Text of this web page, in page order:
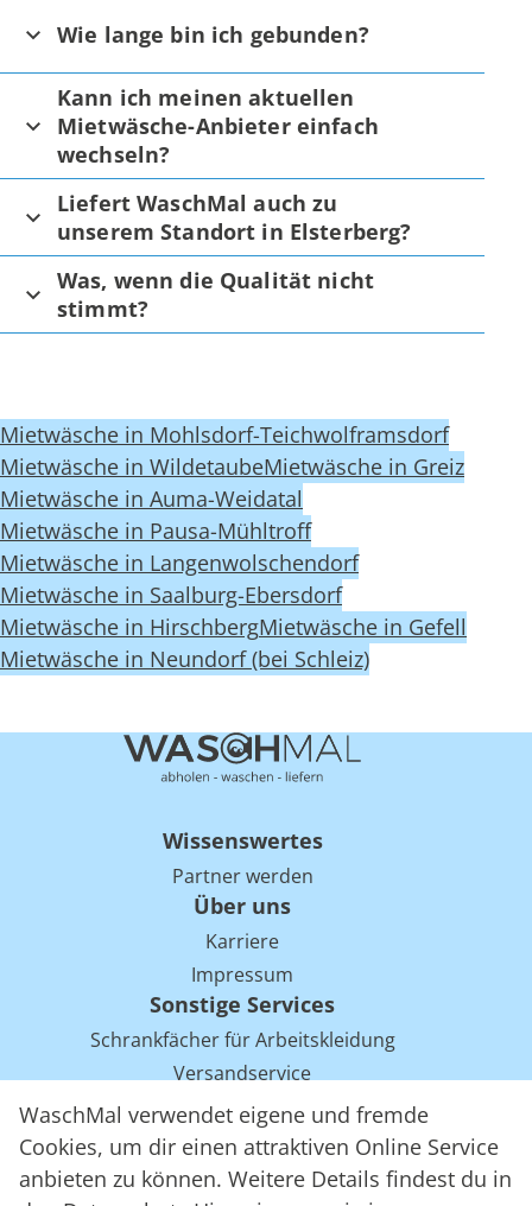
WaschMal verwendet eigene und fremde
Cookies, um dir einen attraktiven Online Service
anbieten zu können. Weitere Details findest du in
Wie lange bin ich gebunden?
Kann ich meinen aktuellen
Mietwäsche-Anbieter einfach
wechseln?
Liefert WaschMal auch zu
unserem Standort in Elsterberg?
Was, wenn die Qualität nicht
stimmt?
Mietwäsche in Mohlsdorf-Teichwolframsdorf
Mietwäsche in WildetaubeMietwäsche in Greiz
Mietwäsche in Auma-Weidatal
Mietwäsche in Pausa-Mühltroff
Mietwäsche in Langenwolschendorf
Mietwäsche in Saalburg-Ebersdorf
Mietwäsche in HirschbergMietwäsche in Gefell
Mietwäsche in Neundorf (bei Schleiz)
Wissenswertes
Partner werden
Über uns
Karriere
Impressum
Sonstige Services
Schrankfächer für Arbeitskleidung
Versandservice
Einsparpotentiale für Mietwäsche bei Arbeitskleidung
Arbeitskleidung Tracking mit RFID